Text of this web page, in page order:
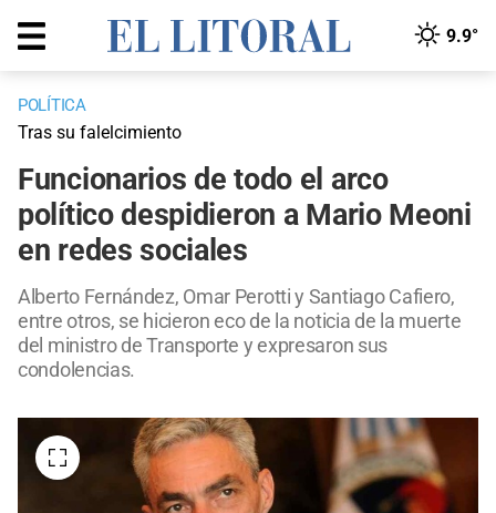
9.9°
POLÍTICA
Tras su falelcimiento
Funcionarios de todo el arco
político despidieron a Mario Meoni
en redes sociales
Alberto Fernández, Omar Perotti y Santiago Cafiero,
entre otros, se hicieron eco de la noticia de la muerte
del ministro de Transporte y expresaron sus
condolencias.